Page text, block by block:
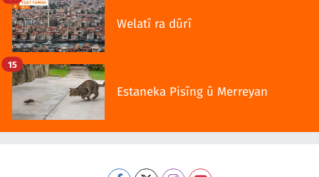
Welatî ra dûrî
Estaneka Pisîng û Merreyan
15